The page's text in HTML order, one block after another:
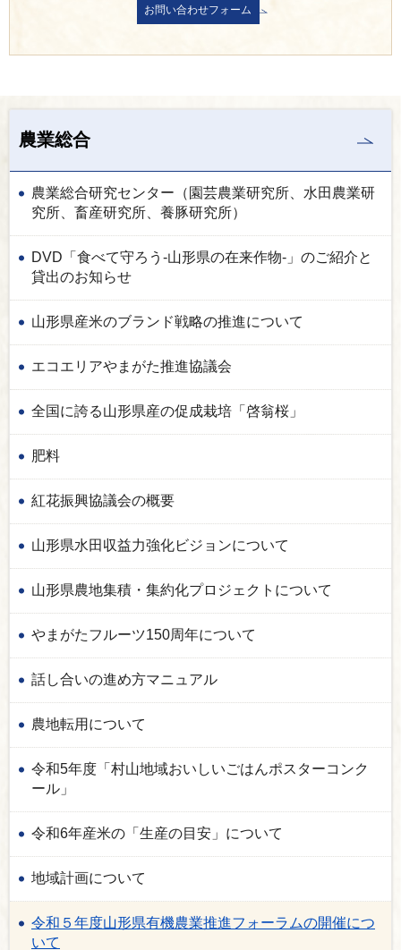
農業総合
農業総合研究センター（園芸農業研究所、水田農業研
究所、畜産研究所、養豚研究所）
DVD「食べて守ろう-山形県の在来作物-」のご紹介と
貸出のお知らせ
山形県産米のブランド戦略の推進について
エコエリアやまがた推進協議会
全国に誇る山形県産の促成栽培「啓翁桜」
肥料
紅花振興協議会の概要
山形県水田収益力強化ビジョンについて
山形県農地集積・集約化プロジェクトについて
やまがたフルーツ150周年について
話し合いの進め方マニュアル
農地転用について
令和5年度「村山地域おいしいごはんポスターコンク
ール」
令和6年産米の「生産の目安」について
地域計画について
令和５年度山形県有機農業推進フォーラムの開催につ
いて